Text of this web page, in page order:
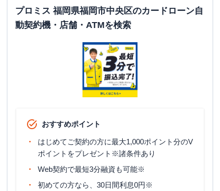
ATM営業時間
日祝： 7：00～24：00
ATM
〇
福岡県福岡市中央区天神１－１２－７
プロミス 福岡県福岡市中央区のカードローン自
動契約機・店舗・ATMを検索
おすすめポイント
はじめてご契約の方に最大1,000ポイント分のV
ポイントをプレゼント※諸条件あり
Web契約で最短3分融資も可能※
初めての方なら、30日間利息0円※